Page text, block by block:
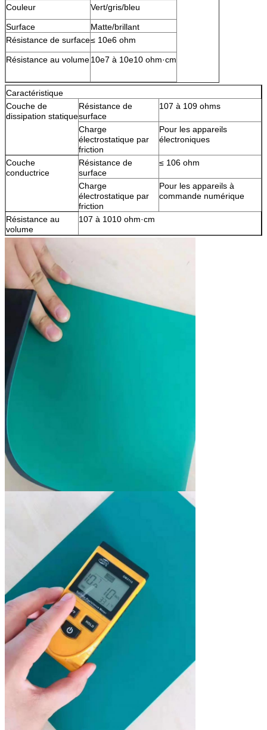
Couleur Vert/gris/bleu
Surface
Matte/brillant
Résistance de surface≤ 10e6 ohm
Résistance au volume10e7 à 10e10 ohm·cm
Caractéristique
Couche de
dissipation statique
Résistance de
surface
107 à 109 ohms
Charge
électrostatique par
friction
Pour les appareils
électroniques
Couche
conductrice
Résistance de
surface
≤ 106 ohm
Charge
électrostatique par
friction
Pour les appareils à
commande numérique
Résistance au
volume
107 à 1010 ohm·cm